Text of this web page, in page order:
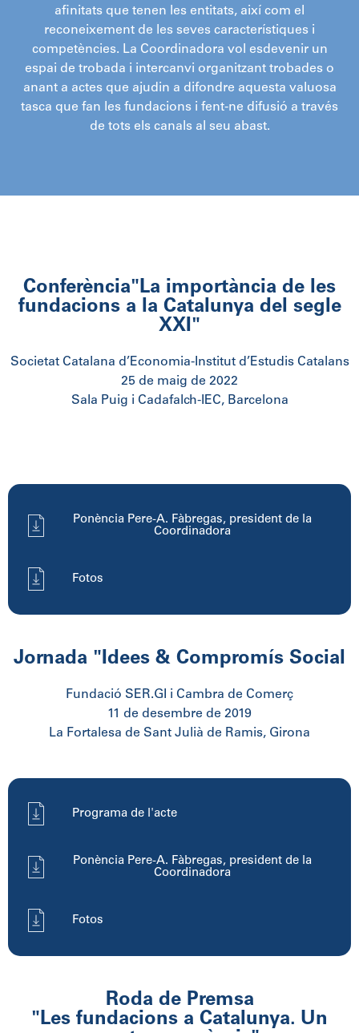
afinitats que tenen les entitats, així com el
reconeixement de les seves característiques i
competències. La Coordinadora vol esdevenir un
espai de trobada i intercanvi organitzant trobades o
anant a actes que ajudin a difondre aquesta valuosa
tasca que fan les fundacions i fent-ne difusió a través
de tots els canals al seu abast.
Conferència"La importància de les
fundacions a la Catalunya del segle
XXI"
Societat Catalana d’Economia-Institut d’Estudis Catalans
25 de maig de 2022
Sala Puig i Cadafalch-IEC, Barcelona
Ponència Pere-A. Fàbregas, president de la
Coordinadora
Fotos
Jornada "Idees & Compromís Social
Fundació SER.GI i Cambra de Comerç
11 de desembre de 2019
La Fortalesa de Sant Julià de Ramis, Girona
Programa de l'acte
Ponència Pere-A. Fàbregas, president de la
Coordinadora
Fotos
Roda de Premsa
"Les fundacions a Catalunya. Un